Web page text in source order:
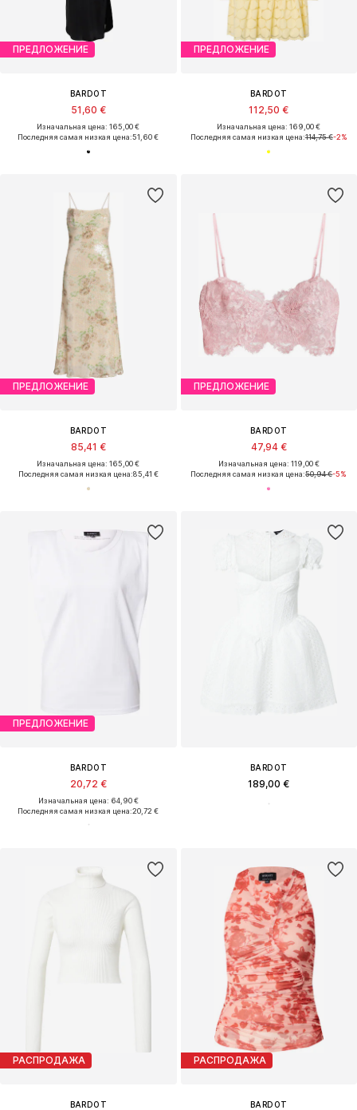
ПРЕДЛОЖЕНИЕ
BARDOT
51,60 €
Изначальная цена: 165,00 €
Последняя самая низкая цена:51,60 €
ПРЕДЛОЖЕНИЕ
BARDOT
112,50 €
Изначальная цена: 169,00 €
Последняя самая низкая цена:114,75 €-2%
ПРЕДЛОЖЕНИЕ
BARDOT
85,41 €
Изначальная цена: 165,00 €
Последняя самая низкая цена:85,41 €
ПРЕДЛОЖЕНИЕ
BARDOT
47,94 €
Изначальная цена: 119,00 €
Последняя самая низкая цена:50,94 €-5%
ПРЕДЛОЖЕНИЕ
BARDOT
20,72 €
Изначальная цена: 64,90 €
Последняя самая низкая цена:20,72 €
BARDOT
189,00 €
РАСПРОДАЖА
BARDOT
РАСПРОДАЖА
BARDOT